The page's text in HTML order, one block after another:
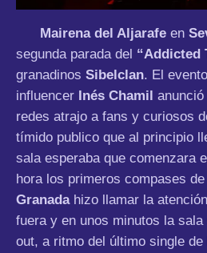
Mairena del Aljarafe en
segunda parada del “Addicted
granadinos Sibelclan. El
influencer Inés Chamil
redes atrajo a fans y curiosos
tímido publico que al principio
sala esperaba que comenzara
hora los primeros compases
Granadahizo llamar la
fuera y en unos minutos la
out, a ritmo del último single de